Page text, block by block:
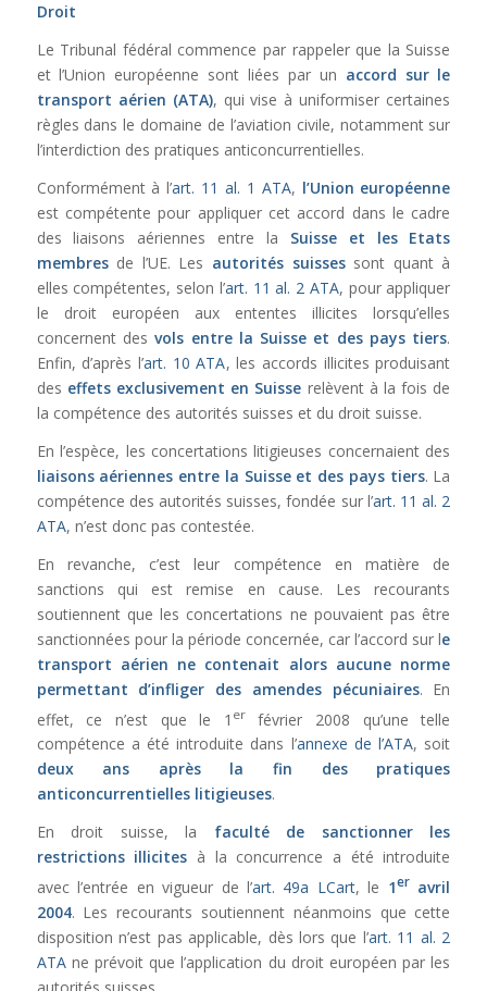
Droit
Le Tribunal fédéral commence par rappeler que la Suisse
et l’Union européenne sont liées par un accord sur le
transport aérien (ATA), qui vise à uniformiser certaines
règles dans le domaine de l’aviation civile, notamment sur
l’interdiction des pratiques anticoncurrentielles.
Conformément à l’art. 11 al. 1 ATA, l’Union européenne
est compétente pour appliquer cet accord dans le cadre
des liaisons aériennes entre la Suisse et les Etats
membresde l’UE. Les autorités suissessont quant à
elles compétentes, selon l’art. 11 al. 2 ATA, pour appliquer
le droit européen aux ententes illicites lorsqu’elles
concernent desvols entre la Suisse et des pays tiers.
Enfin, d’après l’art. 10 ATA, les accords illicites produisant
des effets exclusivement en Suisse relèvent à la fois de
la compétence des autorités suisses et du droit suisse.
En l’espèce, les concertations litigieuses concernaient des
liaisons aériennes entre la Suisse et des pays tiers. La
compétence des autorités suisses, fondée sur l’art. 11 al. 2
ATA, n’est donc pas contestée.
En revanche, c’est leur compétence en matière de
sanctions qui est remise en cause. Les recourants
soutiennent que les concertations ne pouvaient pas être
sanctionnées pour la période concernée, car l’accord sur le
transport aérien ne contenait alors aucune norme
permettant d’infliger des amendes pécuniaires. En
effet, ce n’est que le 1 erfévrier 2008 qu’une telle
compétence a été introduite dans l’annexe de l’ATA, soit
deux ans après la fin des pratiques
anticoncurrentielles litigieuses.
En droit suisse, la faculté de
sanctionner les
restrictions illicites à la concurrence a été introduite
avec l’entrée en vigueur de l’art. 49a LCart, le 1eravril
2004. Les recourants soutiennent néanmoins que cette
disposition n’est pas applicable, dès lors que l’art. 11 al. 2
ATAne prévoit que l’application du droit européen par les